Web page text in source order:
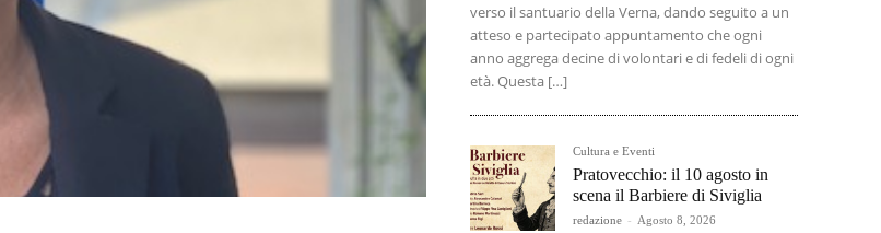
verso il santuario della Verna, dando seguito a un
atteso e partecipato appuntamento che ogni
anno aggrega decine di volontari e di fedeli di ogni
età. Questa […]
Cultura e Eventi
Pratovecchio: il 10 agosto in
scena il Barbiere di Siviglia
redazione - Agosto 8, 2026